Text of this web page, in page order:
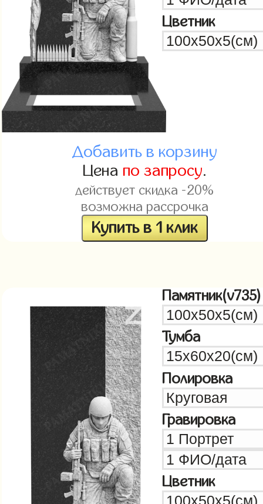
Цветник
Добавить в корзину
Цена по запросу.
действует скидка -20%
возможна рассрочка
Купить в 1 клик
Памятник(v735)
Тумба
Полировка
Гравировка
Цветник